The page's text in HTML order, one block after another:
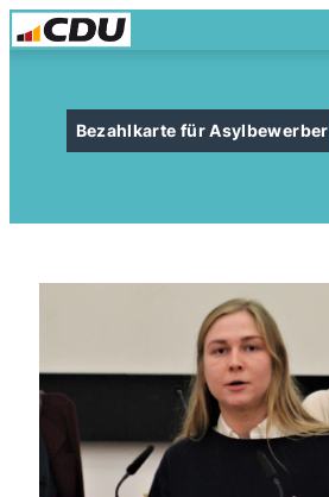
Bezahlkarte für Asylbewerber